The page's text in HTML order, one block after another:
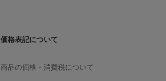
価格表記について
商品の価格・消費税について